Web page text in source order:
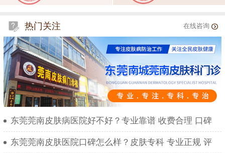
热门关注 在线咨询
东莞莞南皮肤病医院好不好？专业靠谱 收费合理 口碑
东莞莞南皮肤医院口碑怎么样？皮肤专科 专业正规 评